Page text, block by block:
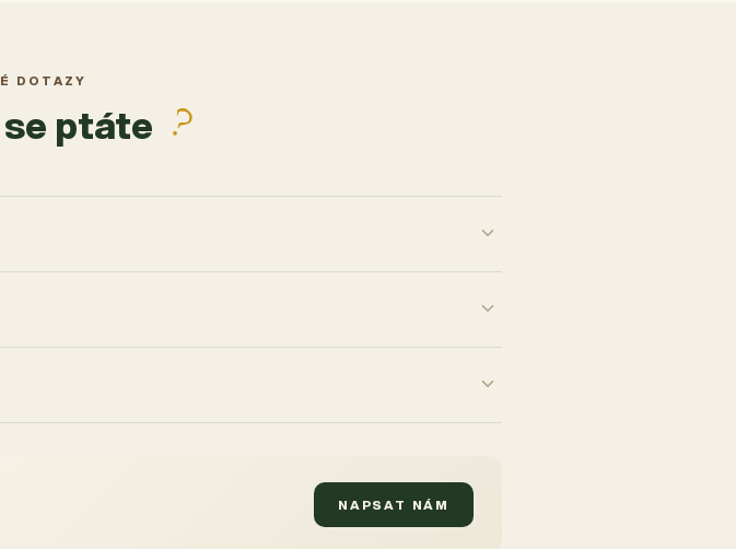
DOTAZY
ptáte
NAPSAT NÁM